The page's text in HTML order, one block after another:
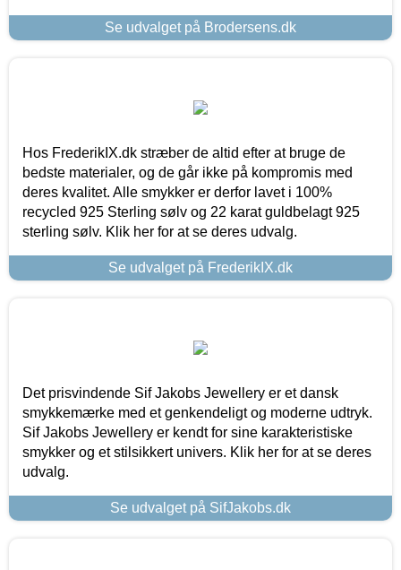
Se udvalget på Brodersens.dk
Hos FrederikIX.dk stræber de altid efter at bruge de
bedste materialer, og de går ikke på kompromis med
deres kvalitet. Alle smykker er derfor lavet i 100%
recycled 925 Sterling sølv og 22 karat guldbelagt 925
sterling sølv. Klik her for at se deres udvalg.
Se udvalget på FrederikIX.dk
Det prisvindende Sif Jakobs Jewellery er et dansk
smykkemærke med et genkendeligt og moderne udtryk.
Sif Jakobs Jewellery er kendt for sine karakteristiske
smykker og et stilsikkert univers. Klik her for at se deres
udvalg.
Se udvalget på SifJakobs.dk